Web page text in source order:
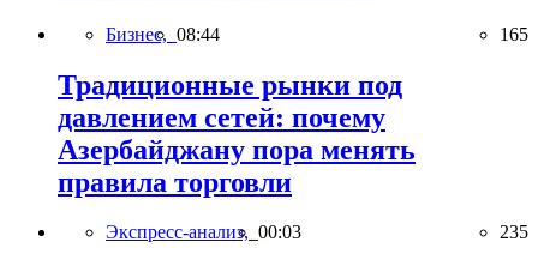
Бизнес, 08:44 165
Традиционные рынки под
давлением сетей: почему
Азербайджану пора менять
правила торговли
Экспресс-анализ, 00:03 235